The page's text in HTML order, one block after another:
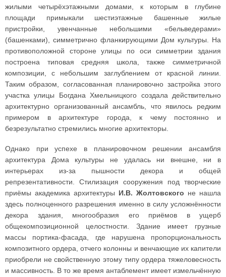
жилыми четырёхэтажными домами, к которым в глубине
площади примыкали шестиэтажные башенные жилые
пристройки, увенчанные небольшими «бельведерами»
(башенками), симметрично фланкирующими Дом культуры. На
противоположной стороне улицы по оси симметрии здания
построена типовая средняя школа, также симметричной
композиции, с небольшим заглублением от красной линии.
Таким образом, согласованная планировочно застройка этого
участка улицы Богдана Хмельницкого создала действительно
архитектурно организованный ансамбль, что явилось редким
примером в архитектуре города, к чему постоянно и
безрезультатно стремились многие архитекторы.
Однако при успехе в планировочном решении ансамбля
архитектура Дома культуры не удалась ни внешне, ни в
интерьерах из-за пышности декора и общей
репрезентативности. Стилизация сооружения под творческие
приёмы академика архитектуры И.В. Жолтовского не нашла
здесь полноценного разрешения именно в силу усложнённости
декора здания, многообразия его приёмов в ущерб
общекомпозиционной целостности. Здание имеет грузные
массы портика-фасада, где нарушена пропорциональность
композитного ордера, отчего колонны и венчающие их капители
приобрели не свойственную этому типу ордера тяжеловесность
и массивность. В то же время антаблемент имеет измельчённую